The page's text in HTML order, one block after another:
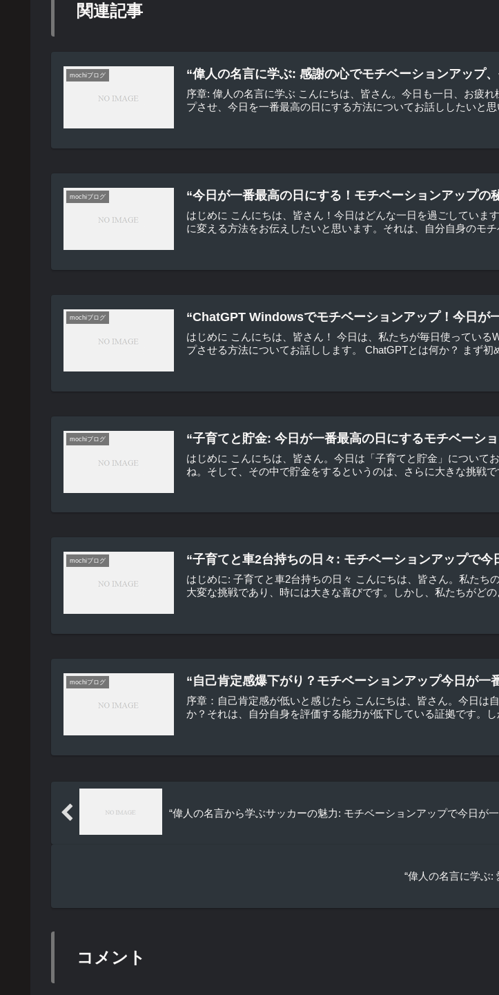
関連記事
mochiブログ “偉人の名言に学ぶ: 感謝の心でモチベーションアップ
序章: 偉人の名言に学ぶ こんにちは、皆さん。今日も一日、お疲
プさせ、今日を一番最高の日にする方法についてお話ししたいと
mochiブログ “今日が一番最高の日にする！モチベーションアップの
はじめに こんにちは、皆さん！今日はどんな一日を過ごしていま
に変える方法をお伝えしたいと思います。それは、自分自身のモ
mochiブログ “ChatGPT Windowsでモチベーションアップ！今日が
はじめに こんにちは、皆さん！ 今日は、私たちが毎日使ってい
プさせる方法についてお話しします。 ChatGPTとは何か？ まず初
mochiブログ “子育てと貯金: 今日が一番最高の日にするモチベーシ
はじめに こんにちは、皆さん。今日は「子育てと貯金」について
ね。そして、その中で貯金をするというのは、さらに大きな挑戦
mochiブログ “子育てと車2台持ちの日々: モチベーションアップで今
はじめに: 子育てと車2台持ちの日々 こんにちは、皆さん。私た
大変な挑戦であり、時には大きな喜びです。しかし、私たちがど
mochiブログ “自己肯定感爆下がり？モチベーションアップ今日が一
序章：自己肯定感が低いと感じたら こんにちは、皆さん。今日
か？それは、自分自身を評価する能力が低下している証拠です。
“偉人の名言から学ぶサッカーの魅力: モチベーションアップで今日が
“偉人の名言に学ぶ:
コメント